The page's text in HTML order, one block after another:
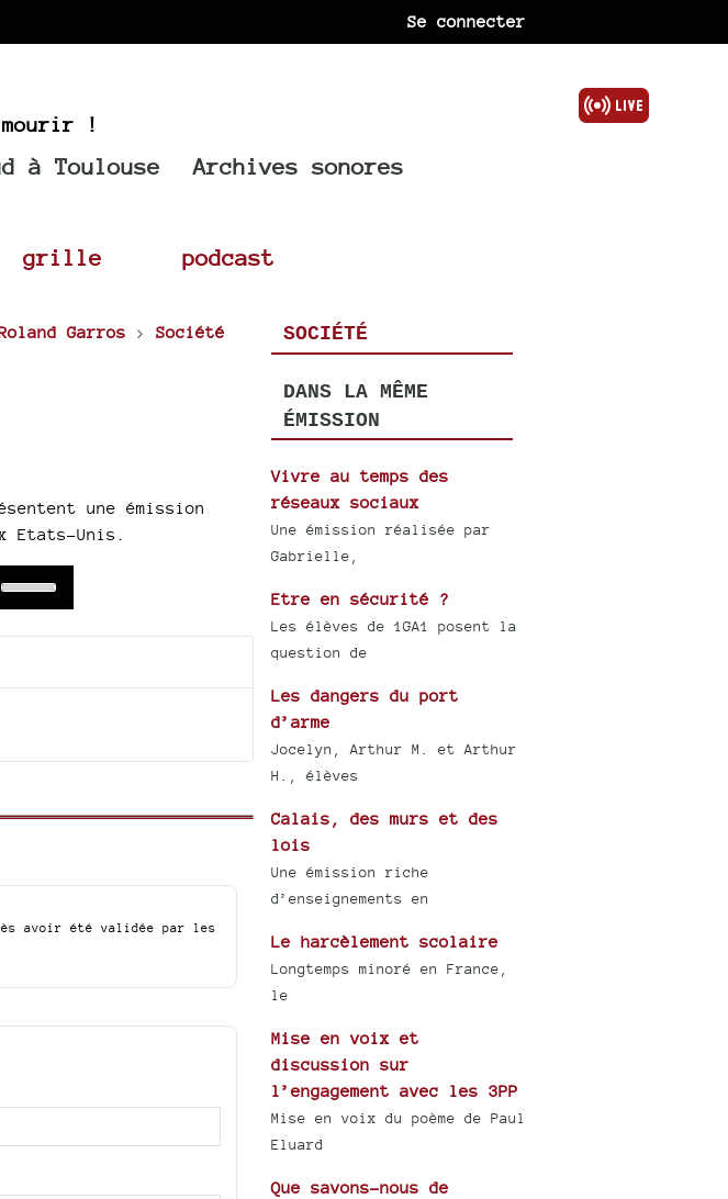
Se connecter
!
à Toulouse Archives sonores
grille podcast
Garros > Société
une émission
Etats-Unis.
decrease
avoir été validée par les
SOCIÉTÉ
DANS LA MÊME
ÉMISSION
Vivre au temps des
réseaux sociaux
Une émission réalisée par
Gabrielle,
Etre en sécurité ?
Les élèves de 1GA1 posent la
question de
Les dangers du port
d’arme
Jocelyn, Arthur M. et Arthur
H., élèves
Calais, des murs et des
lois
Une émission riche
d’enseignements en
Le harcèlement scolaire
Longtemps minoré en France,
le
Mise en voix et
discussion sur
l’engagement avec les 3PP
Mise en voix du poème de Paul
Eluard
Que savons-nous de